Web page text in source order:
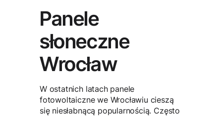
Panele
słoneczne
Wrocław
W ostatnich latach panele
fotowoltaiczne we Wrocławiu cieszą
się niesłabnącą popularnością. Często